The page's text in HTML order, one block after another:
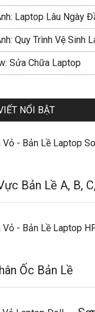
Laptop Lâu Ngày
Quy Trình Vệ Sinh
Sửa Chữa Laptop
NỔI BẬT
Bản Lề A, B,
Ốc Bản Lề